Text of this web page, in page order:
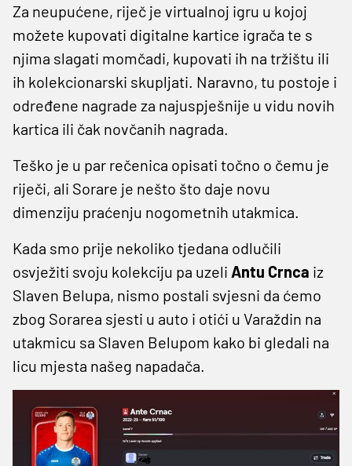
Za neupućene, riječ je virtualnoj igru u kojoj
možete kupovati digitalne kartice igrača te s
njima slagati momčadi, kupovati ih na tržištu ili
ih kolekcionarski skupljati. Naravno, tu postoje i
određene nagrade za najuspješnije u vidu novih
kartica ili čak novčanih nagrada.
Teško je u par rečenica opisati točno o čemu je
riječi, ali Sorare je nešto što daje novu
dimenziju praćenju nogometnih utakmica.
Kada smo prije nekoliko tjedana odlučili
osvježiti svoju kolekciju pa uzeli Antu Crnca iz
Slaven Belupa, nismo postali svjesni da ćemo
zbog Sorarea sjesti u auto i otići u Varaždin na
utakmicu sa Slaven Belupom kako bi gledali na
licu mjesta našeg napadača.